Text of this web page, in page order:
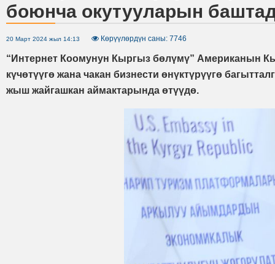
боюнча окутууларын
20 Март 2024 жыл 14:13 Көрүүлөрдүн саны: 7746
“Интернет Коомунун Кыргыз бөлүмү” Американын
күчөтүүгө жана чакан бизнести өнүктүрүүгө
жыш жайгашкан аймактарында өтүүдө.